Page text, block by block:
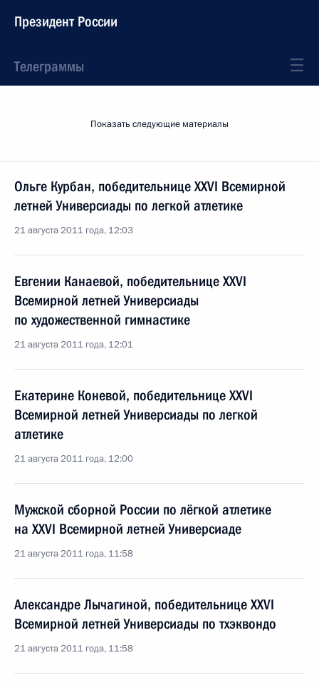
Президент России
Телеграммы
Показать следующие материалы
Ольге Курбан, победительнице XXVI Всемирной
летней Универсиады по легкой атлетике
21 августа 2011 года, 12:03
Евгении Канаевой, победительнице XXVI
Всемирной летней Универсиады
по художественной гимнастике
21 августа 2011 года, 12:01
Екатерине Коневой, победительнице XXVI
Всемирной летней Универсиады по легкой
атлетике
21 августа 2011 года, 12:00
Мужской сборной России по лёгкой атлетике
на XXVI Всемирной летней Универсиаде
21 августа 2011 года, 11:58
Александре Лычагиной, победительнице XXVI
Всемирной летней Универсиады по тхэквондо
21 августа 2011 года, 11:58